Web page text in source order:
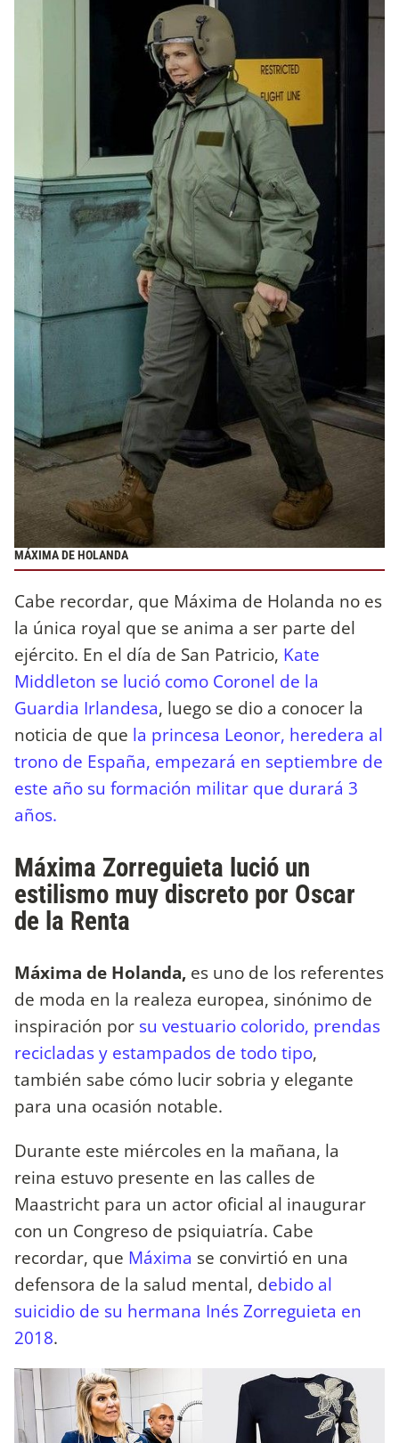
MÁXIMA DE HOLANDA
Cabe recordar, que Máxima de Holanda no es
la única royal que se anima a ser parte del
ejército. En el día de San Patricio, Kate
Middleton se lució como Coronel de la
Guardia Irlandesa, luego se dio a conocer la
noticia de que la princesa Leonor, heredera al
trono de España, empezará en septiembre de
este año su formación militar que durará 3
años.
Máxima Zorreguieta lució un
estilismo muy discreto por Oscar
de la Renta
Máxima de Holanda, es uno de los referentes
de moda en la realeza europea, sinónimo de
inspiración por su vestuario colorido, prendas
recicladas y estampados de todo tipo,
también sabe cómo lucir sobria y elegante
para una ocasión notable.
Durante este miércoles en la mañana, la
reina estuvo presente en las calles de
Maastricht para un actor oficial al inaugurar
con un Congreso de psiquiatría. Cabe
recordar, que Máxima se convirtió en una
defensora de la salud mental, debido al
suicidio de su hermana Inés Zorreguieta en
2018.